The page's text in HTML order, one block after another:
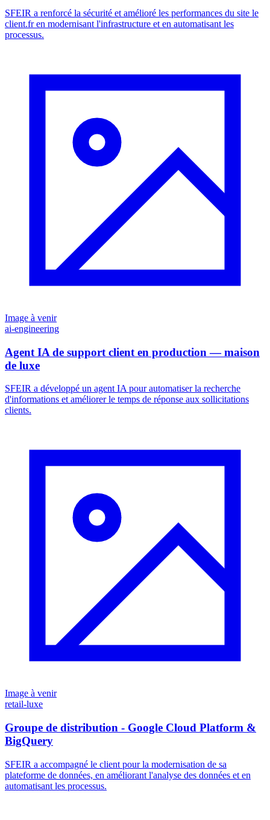
SFEIR a renforcé la sécurité et amélioré les performances du site le
client.fr en modernisant l'infrastructure et en automatisant les
processus.
Image à venir
ai-engineering
Agent IA de support client en production — maison
de luxe
SFEIR a développé un agent IA pour automatiser la recherche
d'informations et améliorer le temps de réponse aux sollicitations
clients.
Image à venir
retail-luxe
Groupe de distribution - Google Cloud Platform &
BigQuery
SFEIR a accompagné le client pour la modernisation de sa
plateforme de données, en améliorant l'analyse des données et en
automatisant les processus.